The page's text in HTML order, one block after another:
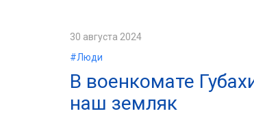
30 августа 2024
#Люди
В военкомате
наш земляк